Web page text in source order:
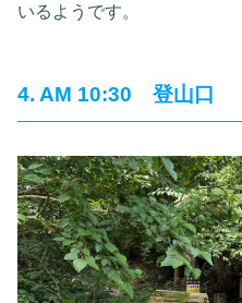
いるようです。
4. AM 10:30 登山口